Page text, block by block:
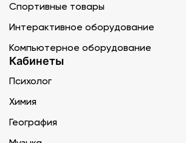
Спортивные товары
Интерактивное оборудование
Компьютерное оборудование
Кабинеты
Психолог
Химия
География